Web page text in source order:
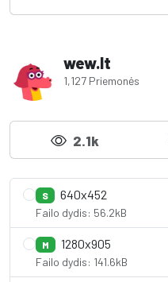
wew.lt
1,127 Priemonės
2.1k
S 640x452
Failo dydis: 56.2kB
M 1280x905
Failo dydis: 141.6kB